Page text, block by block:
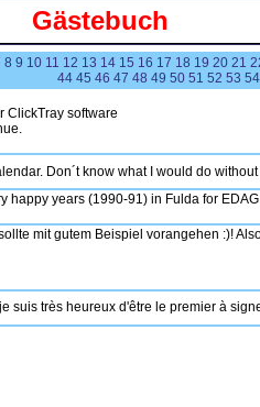
Gästebuch
8 9 10 11 12 13 14 15 16 17 18 19 20 21
44 45 46 47 48 49 50 51 52 53 54
ClickTray software
Don´t know what I would do without
happy years (1990-91) in Fulda for
mit gutem Beispiel vorangehen :)!
suis très heureux d'être le premier à